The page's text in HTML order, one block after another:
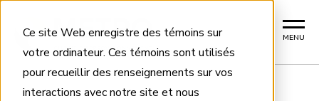
Ce site Web enregistre des témoins sur
votre ordinateur. Ces témoins sont utilisés
pour recueillir des renseignements sur vos
interactions avec notre site et nous
MENU